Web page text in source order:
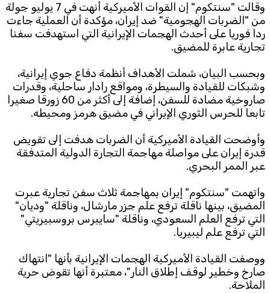
TTV
TTV Plus
Download the app
وقالت "سنتكوم" إن القوات الأميركية أنهت في 7 يوليو جولة
من "الضربات الهجومية" ضد إيران، مؤكدة أن العملية جاءت
ردا فوريا على أحدث الهجمات الإيرانية التي استهدفت سفنا
تجارية عابرة للمضيق.
وبحسب البيان، شملت الأهداف أنظمة دفاع جوي إيرانية،
وشبكات للقيادة والسيطرة، ومواقع رادار ساحلية، وقدرات
صاروخية مضادة للسفن، إضافة إلى أكثر من 60 زورقا صغيرا
تابعا للحرس الثوري الإيراني في مضيق هرمز ومحيطه.
وأوضحت القيادة الأميركية أن الضربات هدفت إلى تقويض
قدرة إيران على مواصلة مهاجمة التجارة الدولية المتدفقة
عبر الممر البحري.
واتهمت "سنتكوم" إيران بمهاجمة ثلاث سفن تجارية عبرت
المضيق، بينها ناقلة ترفع علم جزر مارشال، وناقلة "وديان"
التي ترفع العلم السعودي، وناقلة "سايبرس بروسبيريتي"
التي ترفع علم ليبيريا.
ووصفت القيادة الأميركية الهجمات الإيرانية بأنها "انتهاك
صارخ وخطير لوقف إطلاق النار"، معتبرة أنها تقوض حرية
الملاحة.